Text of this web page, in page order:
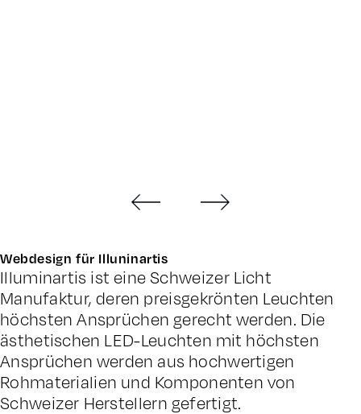
Webdesign für Illuninartis
Illuminartis ist eine Schweizer Licht
Manufaktur, deren preisgekrönten Leuchten
höchsten Ansprüchen gerecht werden. Die
ästhetischen LED-Leuchten mit höchs­ten
Ansprüchen werden aus hochwertigen
Rohmaterialien und Komponenten von
Schweizer Herstellern gefertigt.